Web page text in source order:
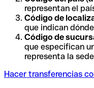
representan el
Código de
que indican
Código de
que especifican
representa la
Hacer transferencias